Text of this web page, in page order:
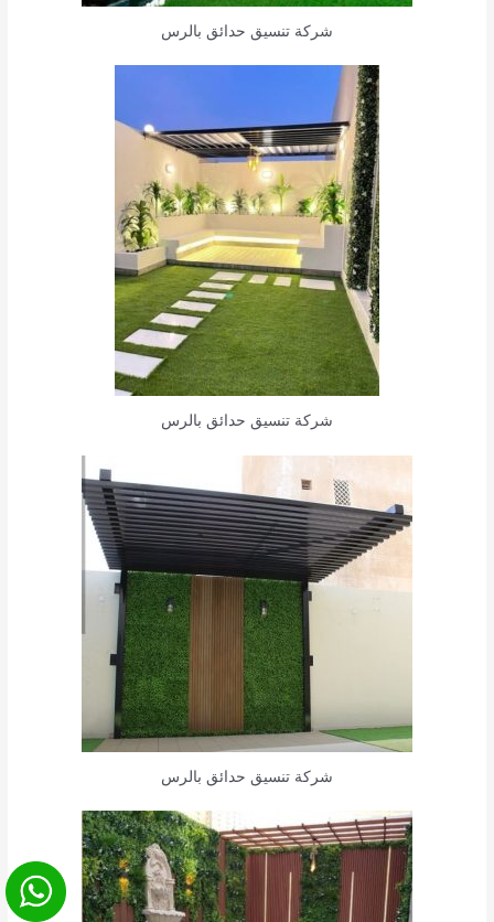
شركة تنسيق حدائق بالرس
شركة تنسيق حدائق بالرس
شركة تنسيق حدائق بالرس